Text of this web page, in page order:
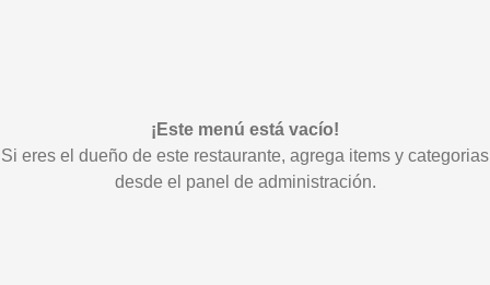
¡Este menú está vacío!
Si eres el dueño de este restaurante, agrega items y categorias
desde el panel de administración.